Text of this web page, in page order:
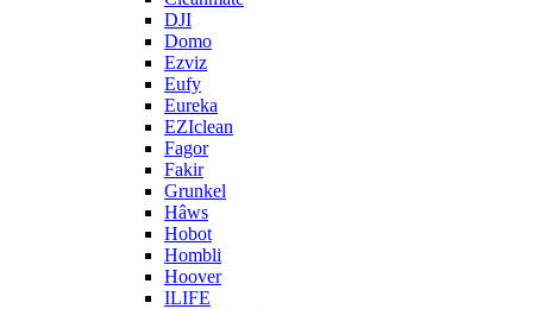
DJI
Domo
Ezviz
Eufy
Eureka
EZIclean
Fagor
Fakir
Grunkel
Hâws
Hobot
Hombli
Hoover
ILIFE